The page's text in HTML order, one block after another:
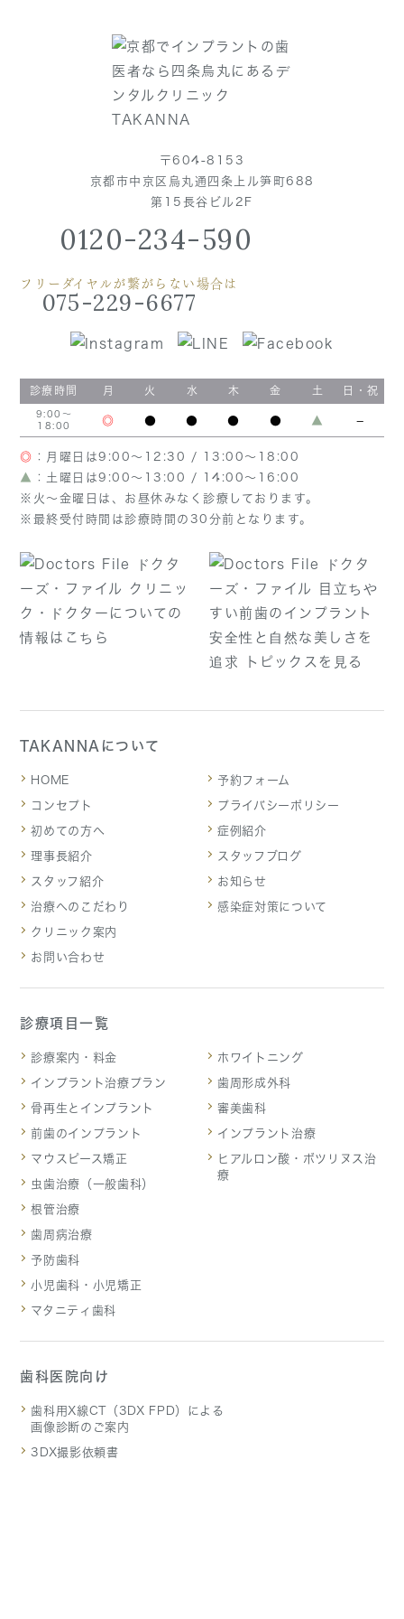
〒604-8153
京都市中京区烏丸通四条上ル笋町688
第15長谷ビル2F
0120-234-590
フリーダイヤルが繋がらない場合は
075-229-6677
診療時間 月 火 水 木 金 土 日・祝
9:00～
18:00
◎ ● ● ● ● ▲ −
◎ ：月曜日は9:00～12:30 / 13:00～18:00
▲ ：土曜日は9:00～13:00 / 14:00～16:00
※火～金曜日は、お昼休みなく診療しております。
※最終受付時間は診療時間の30分前となります。
TAKANNAについて
HOME
コンセプト
初めての方へ
理事長紹介
スタッフ紹介
治療へのこだわり
クリニック案内
お問い合わせ
予約フォーム
プライバシーポリシー
症例紹介
スタッフブログ
お知らせ
感染症対策について
診療項目一覧
診療案内・料金
インプラント治療プラン
骨再生とインプラント
前歯のインプラント
マウスピース矯正
虫歯治療（一般歯科）
根管治療
歯周病治療
予防歯科
小児歯科・小児矯正
マタニティ歯科
ホワイトニング
歯周形成外科
審美歯科
インプラント治療
ヒアルロン酸・ボツリヌス治
療
歯科医院向け
歯科用X線CT（3DX FPD）による
画像診断のご案内
3DX撮影依頼書